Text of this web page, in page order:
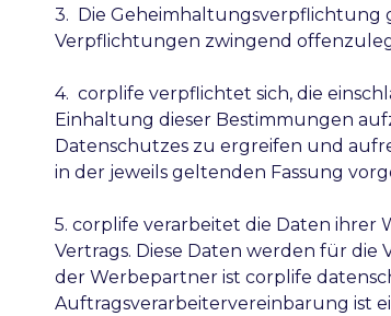
3. Die
Verpflichtungen zwingend
4. corplife verpflichtet sich, die
Einhaltung dieser Bestimmungen
Datenschutzes zu ergreifen und
in der jeweils geltenden Fassung
5. corplife verarbeitet die Daten
Vertrags. Diese Daten werden für
der Werbepartner ist corplife
Auftragsverarbeitervereinbarung ist